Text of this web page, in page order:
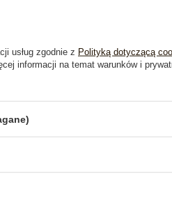
o produkcie(0)
usług zgodnie z Polityką dotyczącą
informacji na temat warunków i